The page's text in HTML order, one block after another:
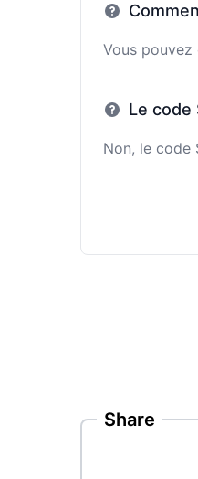
Vous
Le code
Non, le code
Share